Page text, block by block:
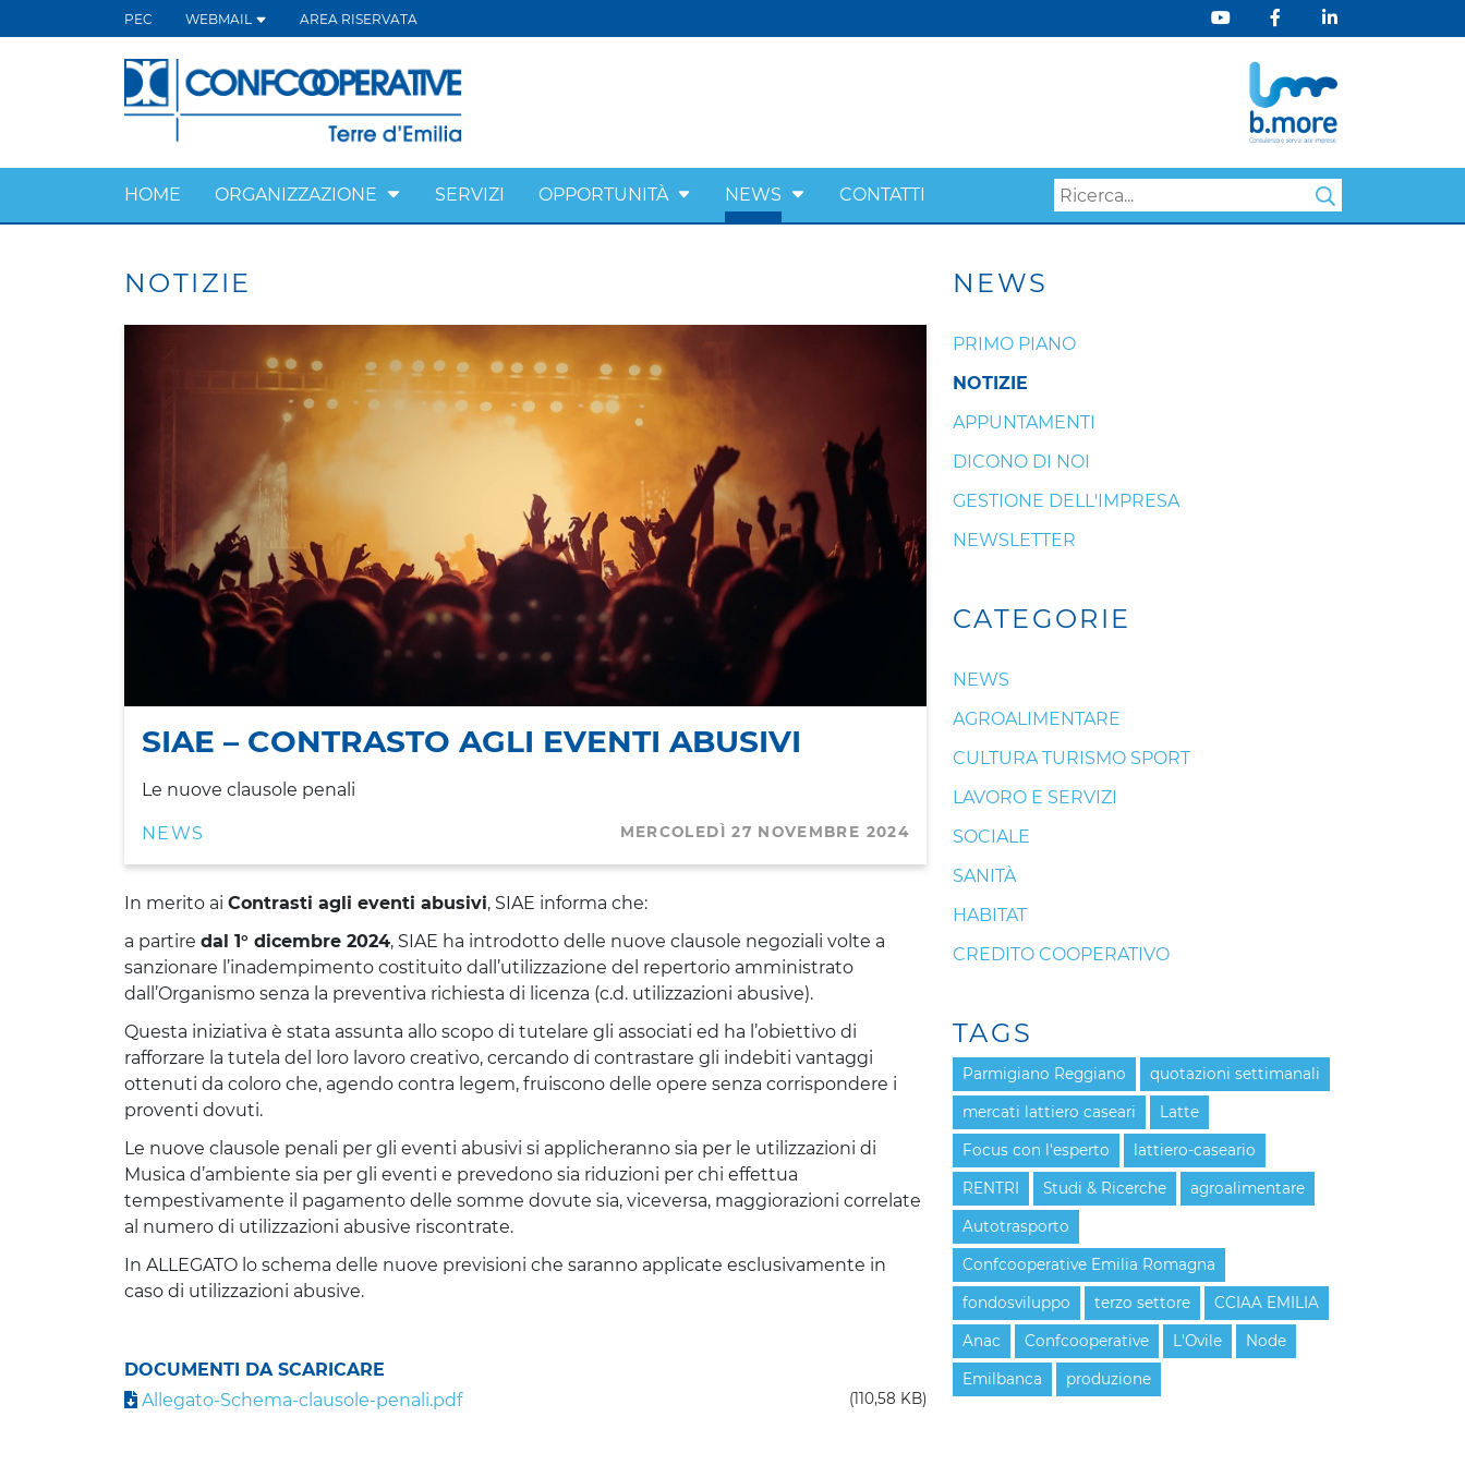
PEC WEBMAIL AREA RISERVATA
HOME ORGANIZZAZIONE SERVIZI OPPORTUNITÀ NEWS CONTATTI
NOTIZIE
SIAE – CONTRASTO AGLI EVENTI ABUSIVI
Le nuove clausole penali
NEWS MERCOLEDÌ 27 NOVEMBRE 2024
In merito ai Contrasti agli eventi abusivi, SIAE informa che:
a partire dal 1° dicembre 2024, SIAE ha introdotto delle nuove clausole negoziali volte a
sanzionare l’inadempimento costituito dall’utilizzazione del repertorio amministrato
dall’Organismo senza la preventiva richiesta di licenza (c.d. utilizzazioni abusive).
Questa iniziativa è stata assunta allo scopo di tutelare gli associati ed ha l’obiettivo di
rafforzare la tutela del loro lavoro creativo, cercando di contrastare gli indebiti vantaggi
ottenuti da coloro che, agendo contra legem, fruiscono delle opere senza corrispondere i
proventi dovuti.
Le nuove clausole penali per gli eventi abusivi si applicheranno sia per le utilizzazioni di
Musica d’ambiente sia per gli eventi e prevedono sia riduzioni per chi effettua
tempestivamente il pagamento delle somme dovute sia, viceversa, maggiorazioni correlate
al numero di utilizzazioni abusive riscontrate.
In ALLEGATO lo schema delle nuove previsioni che saranno applicate esclusivamente in
caso di utilizzazioni abusive.
DOCUMENTI DA SCARICARE
Allegato-Schema-clausole-penali.pdf
(110,58 KB)
NEWS
PRIMO PIANO
NOTIZIE
APPUNTAMENTI
DICONO DI NOI
GESTIONE DELL'IMPRESA
NEWSLETTER
CATEGORIE
NEWS
AGROALIMENTARE
CULTURA TURISMO SPORT
LAVORO E SERVIZI
SOCIALE
SANITÀ
HABITAT
CREDITO COOPERATIVO
TAGS
Parmigiano Reggiano quotazioni settimanali
mercati lattiero caseari Latte
Focus con l'esperto lattiero-caseario
RENTRI Studi & Ricerche agroalimentare
Autotrasporto
Confcooperative Emilia Romagna
fondosviluppo terzo settore CCIAA EMILIA
Anac Confcooperative L'Ovile Node
Emilbanca produzione